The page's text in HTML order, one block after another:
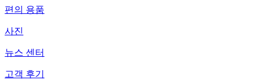
편의 용품
사진
뉴스 센터
고객 후기